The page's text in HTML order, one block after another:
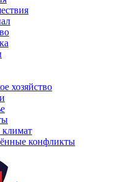
хозяйство
конфликты